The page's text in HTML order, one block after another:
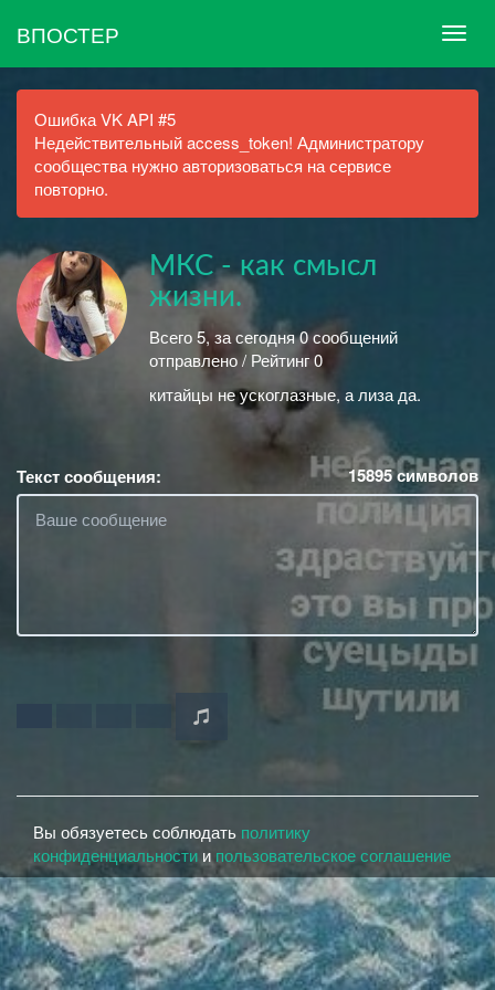
ВПОСТЕР
Ошибка VK API #5
Недействительный access_token! Администратору
сообщества нужно авторизоваться на сервисе
повторно.
МКС - как смысл
жизни.
Всего 5, за сегодня 0 сообщений
отправлено / Рейтинг 0
китайцы не ускоглазные, а лиза да.
Текст сообщения: 15895символов
Вы обязуетесь соблюдать политику
конфиденциальности и пользовательское соглашение